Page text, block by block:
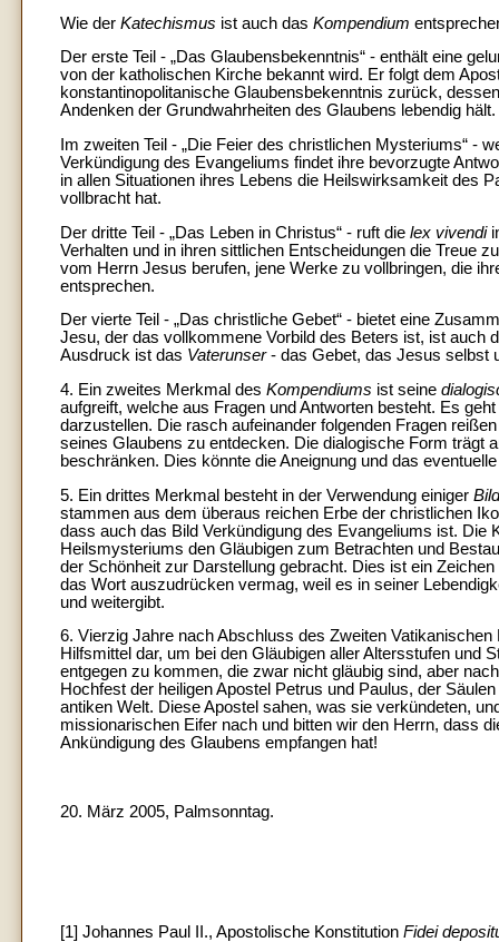
Wie der Katechismus ist auch das Kompendium
Der erste Teil - „Das Glaubensbekenntnis“ - enthält eine
von der katholischen Kirche bekannt wird. Er folgt dem
konstantinopolitanische Glaubensbekenntnis zurück,
Andenken der Grundwahrheiten des Glaubens lebendig hält.
Im zweiten Teil - „Die Feier des christlichen Mysteriums“ -
Verkündigung des Evangeliums findet ihre bevorzugte
in allen Situationen ihres Lebens die Heilswirksamkeit des
vollbracht hat.
Der dritte Teil - „Das Leben in Christus“ - ruft die lex vivendi
Verhalten und in ihren sittlichen Entscheidungen die Treue
vom Herrn Jesus berufen, jene Werke zu vollbringen, die
entsprechen.
Der vierte Teil - „Das christliche Gebet“ - bietet eine
Jesu, der das vollkommene Vorbild des Beters ist, ist auch
Ausdruck ist das Vaterunser- das Gebet, das Jesus selbst
4. Ein zweites Merkmal des Kompendiums ist seine
aufgreift, welche aus Fragen und Antworten besteht. Es
darzustellen. Die rasch aufeinander folgenden Fragen
seines Glaubens zu entdecken. Die dialogische Form trägt
beschränken. Dies könnte die Aneignung und das
5. Ein drittes Merkmal besteht in der Verwendung einiger
stammen aus dem überaus reichen Erbe der christlichen
dass auch das Bild Verkündigung des Evangeliums ist. Die
Heilsmysteriums den Gläubigen zum Betrachten und
der Schönheit zur Darstellung gebracht. Dies ist ein
das Wort auszudrücken vermag, weil es in seiner
und weitergibt.
6. Vierzig Jahre nach Abschluss des Zweiten
Hilfsmittel dar, um bei den Gläubigen aller Altersstufen und
entgegen zu kommen, die zwar nicht gläubig sind, aber
Hochfest der heiligen Apostel Petrus und Paulus, der
antiken Welt. Diese Apostel sahen, was sie verkündeten,
missionarischen Eifer nach und bitten wir den Herrn, dass
Ankündigung des Glaubens empfangen hat!
20. März 2005, Palmsonntag.
[1] Johannes Paul II., Apostolische Konstitution Fidei